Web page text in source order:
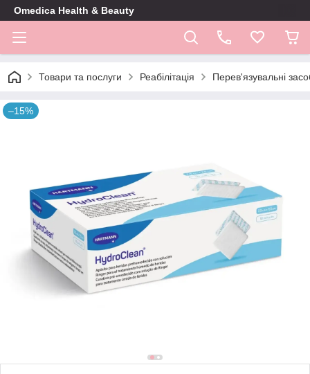
Omedica Health & Beauty
Товари та послуги Реабілітація Перев'язувальні
–15%